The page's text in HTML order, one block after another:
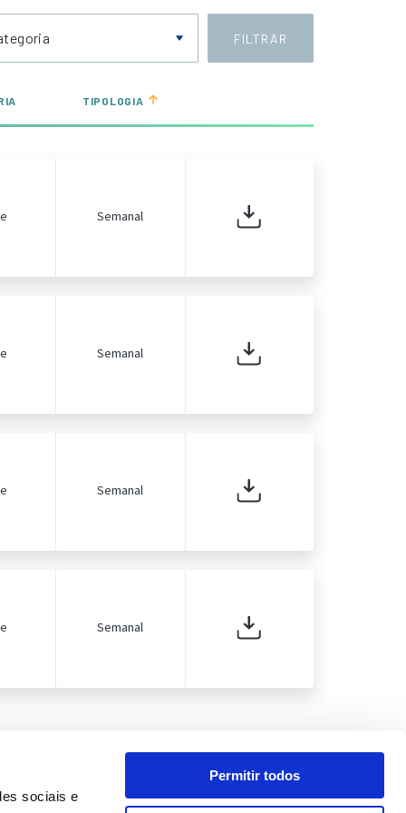
sociais e
Permitir todos
FILTRAR
TIPOLOGIA
Semanal
Semanal
Semanal
Semanal